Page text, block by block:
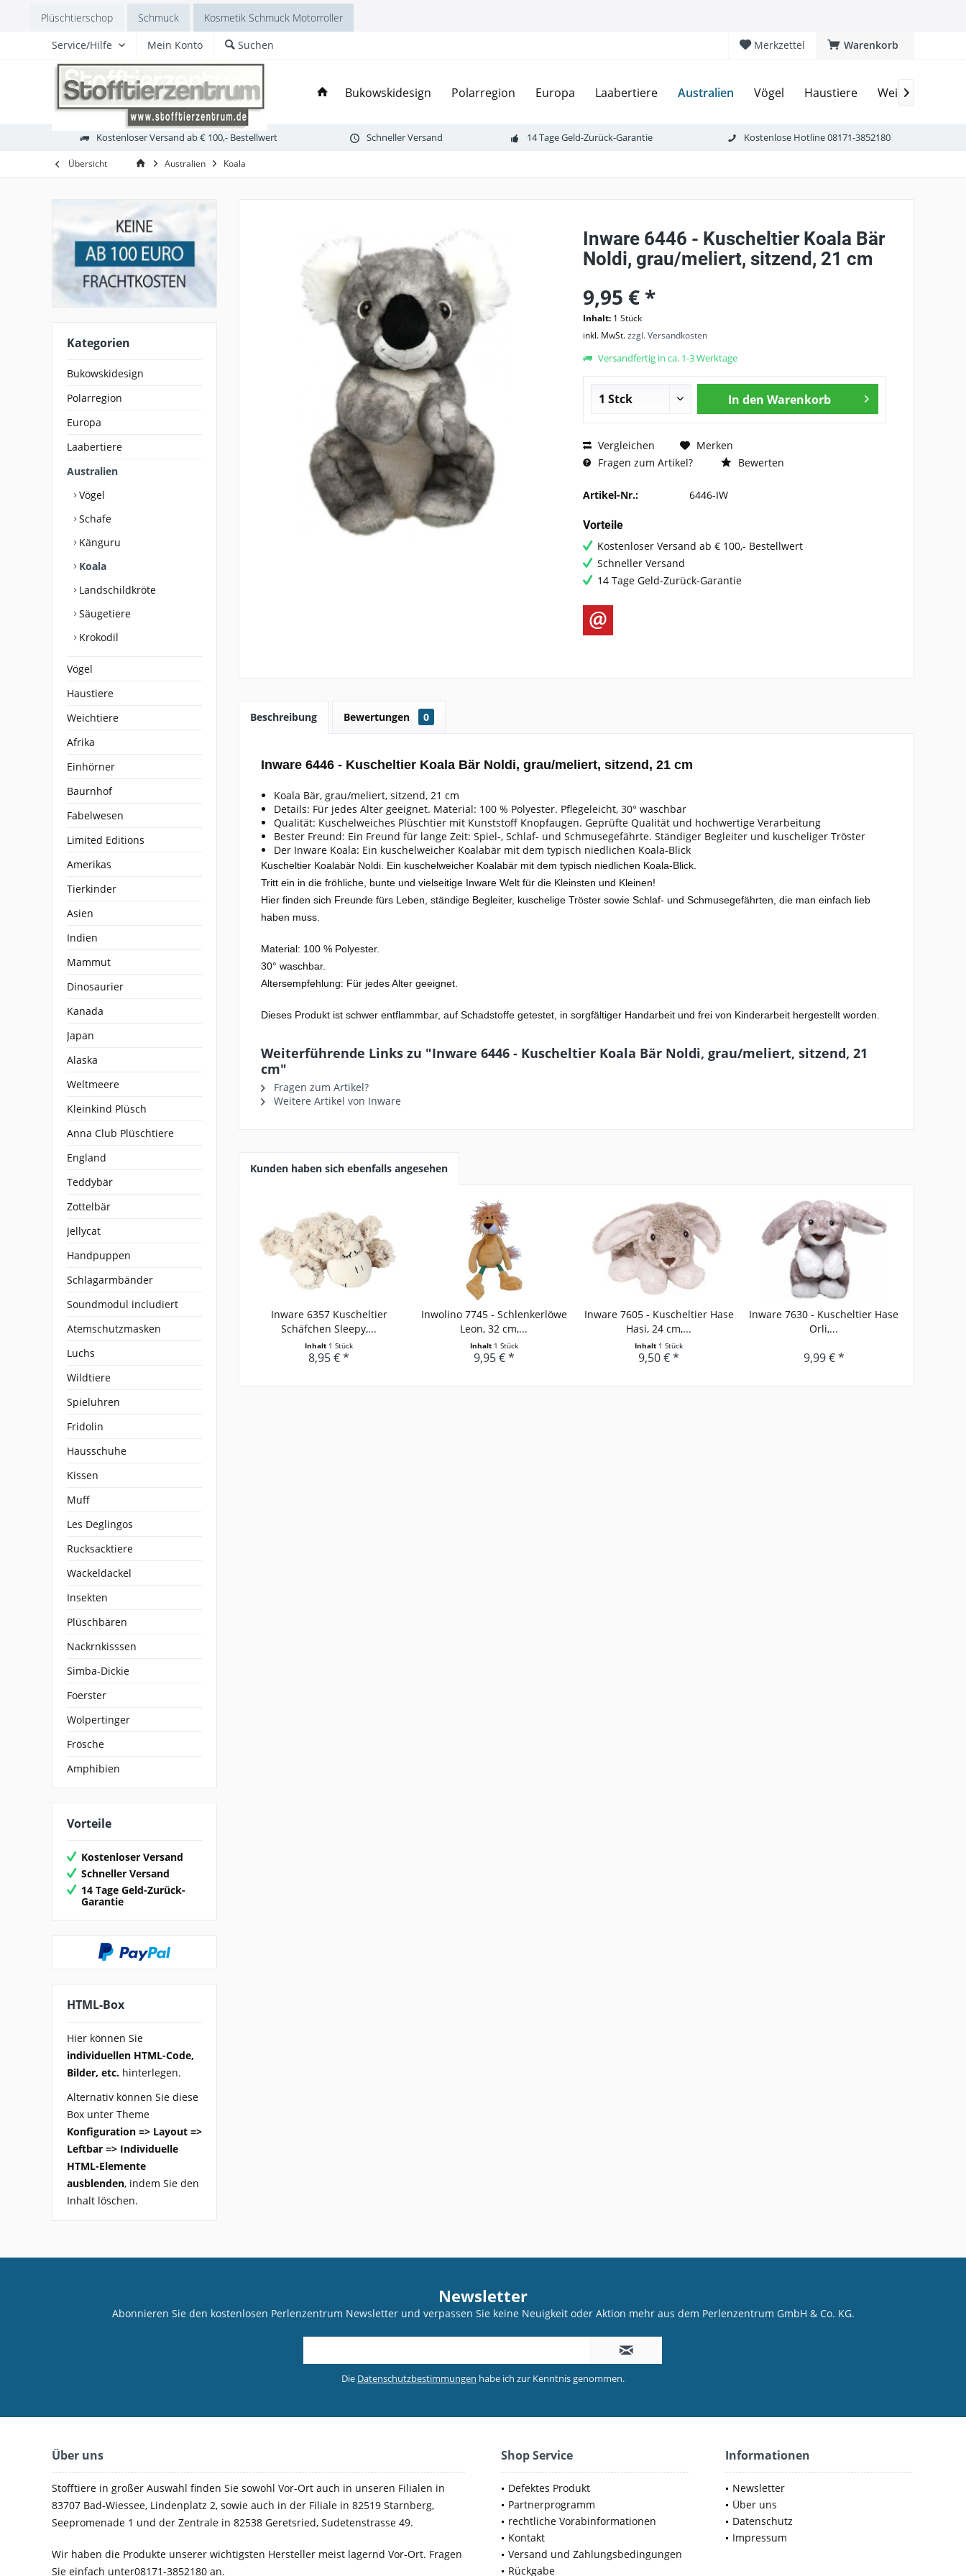
Plüschtierschop Schmuck
Kosmetik Schmuck Motorroller
Warenkorb
Merkzettel
Service/Hilfe Mein Konto Suchen
Bukowskidesign Polarregion Europa Laabertiere Australien Vögel Haustiere Weichtiere

Kostenloser Versand ab € 100,- Bestellwert Schneller Versand 14 Tage Geld-Zurück-Garantie Kostenlose Hotline 08171-3852180
Übersicht Australien Koala
Kategorien
Bukowskidesign
Polarregion
Europa
Laabertiere
Australien
Vögel
Schafe
Känguru
Koala
Landschildkröte
Säugetiere
Krokodil
Vögel
Haustiere
Weichtiere
Afrika
Einhörner
Baurnhof
Fabelwesen
Limited Editions
Amerikas
Tierkinder
Asien
Indien
Mammut
Dinosaurier
Kanada
Japan
Alaska
Weltmeere
Kleinkind Plüsch
Anna Club Plüschtiere
England
Teddybär
Zottelbär
Jellycat
Handpuppen
Schlagarmbänder
Soundmodul includiert
Atemschutzmasken
Luchs
Wildtiere
Spieluhren
Fridolin
Hausschuhe
Kissen
Muff
Les Deglingos
Rucksacktiere
Wackeldackel
Insekten
Plüschbären
Nackrnkisssen
Simba-Dickie
Foerster
Wolpertinger
Frösche
Amphibien
Vorteile
Kostenloser Versand
Schneller Versand
14 Tage Geld-Zurück-
Garantie
HTML-Box
Hier können Sie
individuellen HTML-Code,
Bilder, etc. hinterlegen.
Alternativ können Sie diese
Box unter Theme
Konfiguration => Layout =>
Leftbar => Individuelle
HTML-Elemente
ausblenden, indem Sie den
Inhalt löschen.
Inware 6446 - Kuscheltier Koala Bär
Noldi, grau/meliert, sitzend, 21 cm
9,95 € *
Inhalt: 1 Stück
inkl. MwSt.zzgl. Versandkosten
Versandfertig in ca. 1-3 Werktage
In den Warenkorb
Vergleichen
Merken
Fragen zum Artikel?
Bewerten
Artikel-Nr.: 6446-IW
Vorteile
Kostenloser Versand ab € 100,- Bestellwert
Schneller Versand
14 Tage Geld-Zurück-Garantie
Beschreibung Bewertungen 0
Inware 6446 - Kuscheltier Koala Bär Noldi, grau/meliert, sitzend, 21 cm
Koala Bär, grau/meliert, sitzend, 21 cm
Details: Für jedes Alter geeignet. Material: 100 % Polyester. Pflegeleicht, 30° waschbar
Qualität: Kuschelweiches Plüschtier mit Kunststoff Knopfaugen. Geprüfte Qualität und hochwertige Verarbeitung
Bester Freund: Ein Freund für lange Zeit: Spiel-, Schlaf- und Schmusegefährte. Ständiger Begleiter und kuscheliger Tröster
Der Inware Koala: Ein kuschelweicher Koalabär mit dem typisch niedlichen Koala-Blick
Kuscheltier Koalabär Noldi. Ein kuschelweicher Koalabär mit dem typisch niedlichen Koala-Blick.
Tritt ein in die fröhliche, bunte und vielseitige Inware Welt für die Kleinsten und Kleinen!
Hier finden sich Freunde fürs Leben, ständige Begleiter, kuschelige Tröster sowie Schlaf- und Schmusegefährten, die man einfach lieb
haben muss.
Material: 100 % Polyester.
30° waschbar.
Altersempfehlung: Für jedes Alter geeignet.
Dieses Produkt ist schwer entflammbar, auf Schadstoffe getestet, in sorgfältiger Handarbeit und frei von Kinderarbeit hergestellt worden.
Weiterführende Links zu "Inware 6446 - Kuscheltier Koala Bär Noldi, grau/meliert, sitzend, 21
cm"
Fragen zum Artikel?
Weitere Artikel von Inware
Kunden haben sich ebenfalls angesehen
Inware 6357 Kuscheltier
Schäfchen Sleepy,...
Inhalt 1 Stück
8,95 € *
Inwolino 7745 - Schlenkerlöwe
Leon, 32 cm,...
Inhalt 1 Stück
9,95 € *
Inware 7605 - Kuscheltier Hase
Hasi, 24 cm,...
Inhalt 1 Stück
9,50 € *
Inware 7630 - Kuscheltier Hase
Orli,...
9,99 € *
Newsletter
Abonnieren Sie den kostenlosen Perlenzentrum Newsletter und verpassen Sie keine Neuigkeit oder Aktion mehr aus dem Perlenzentrum GmbH & Co. KG.
Die Datenschutzbestimmungen habe ich zur Kenntnis genommen.
Über uns
Stofftiere in großer Auswahl finden Sie sowohl Vor-Ort auch in unseren Filialen in
83707 Bad-Wiessee, Lindenplatz 2, sowie auch in der Filiale in 82519 Starnberg,
Seepromenade 1 und der Zentrale in 82538 Geretsried, Sudetenstrasse 49.
Wir haben die Produkte unserer wichtigsten Hersteller meist lagernd Vor-Ort. Fragen
Sie einfach unter08171-3852180 an.
Shop Service
Defektes Produkt
Partnerprogramm
rechtliche Vorabinformationen
Kontakt
Versand und Zahlungsbedingungen
Rückgabe
Informationen
Newsletter
Über uns
Datenschutz
Impressum